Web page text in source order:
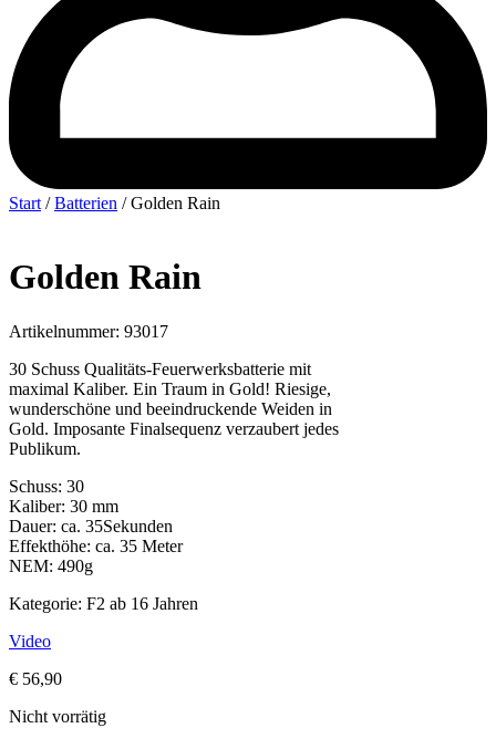
Start /Batterien / Golden Rain
Golden Rain
Artikelnummer: 93017
30 Schuss Qualitäts-Feuerwerksbatterie mit
maximal Kaliber. Ein Traum in Gold! Riesige,
wunderschöne und beeindruckende Weiden in
Gold. Imposante Finalsequenz verzaubert jedes
Publikum.
Schuss: 30
Kaliber: 30 mm
Dauer: ca. 35Sekunden
Effekthöhe: ca. 35 Meter
NEM: 490g
Kategorie: F2 ab 16 Jahren
Video
€ 56,90
Nicht vorrätig